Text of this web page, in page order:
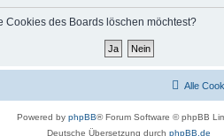
Cookies des Boards löschen möchtest?
Alle
Powered by phpBB® Forum Software © phpBB
Deutsche Übersetzung durch phpBB.de